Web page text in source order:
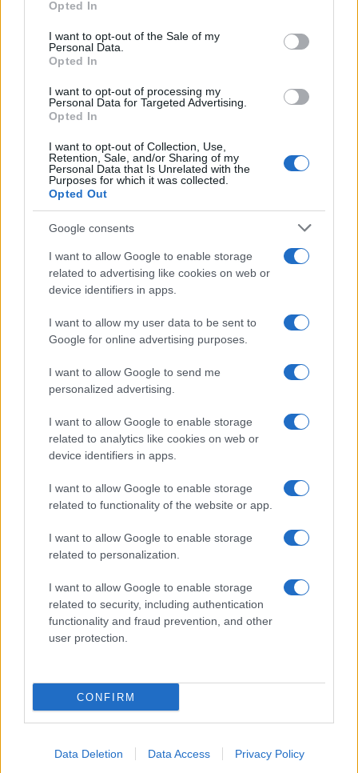
Please note that this website/app uses one or more Google
services and may gather and store information including but
not limited to your visit or usage behaviour. You may click to
grant or deny consent to Google and its third-party tags to
consent section.
Opted In
I want to opt-out of the Sale of my
Personal Data.
Opted In
I want to opt-out of processing my
Personal Data for Targeted Advertising.
Opted In
I want to opt-out of Collection, Use,
Retention, Sale, and/or Sharing of my
Personal Data that Is Unrelated with the
Purposes for which it was collected.
Opted Out
Google consents
I want to allow Google to enable storage
related to advertising like cookies on web or
device identifiers in apps.
I want to allow my user data to be sent to
Google for online advertising purposes.
I want to allow Google to send me
personalized advertising.
I want to allow Google to enable storage
related to analytics like cookies on web or
device identifiers in apps.
I want to allow Google to enable storage
related to functionality of the website or app.
I want to allow Google to enable storage
related to personalization.
I want to allow Google to enable storage
related to security, including authentication
functionality and fraud prevention, and other
user protection.
CONFIRM
Data Deletion Data Access Privacy Policy